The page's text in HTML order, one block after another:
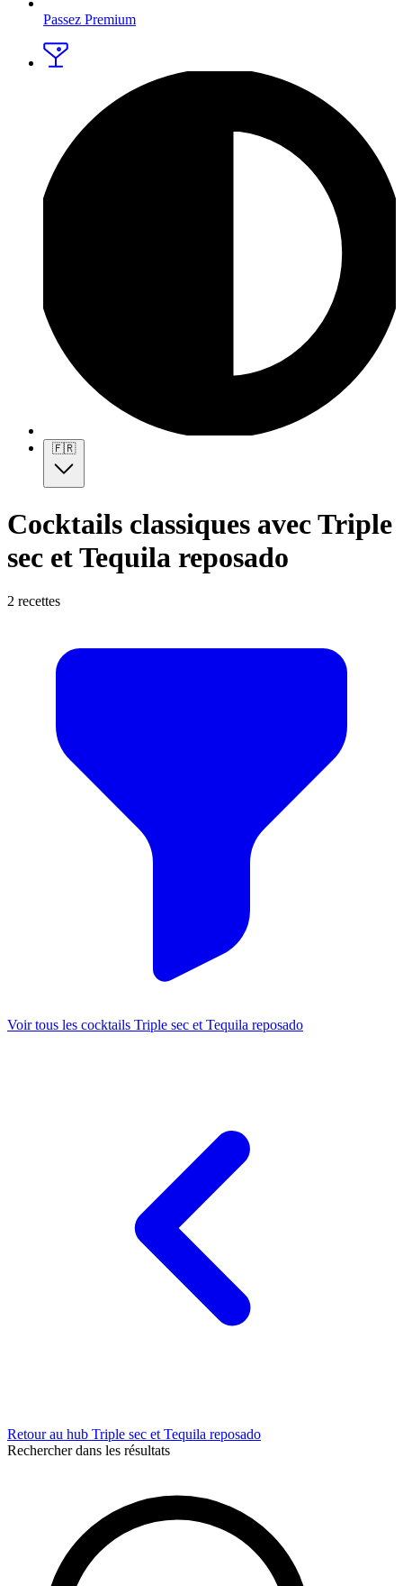
Passez Premium
🇫🇷
Cocktails classiques avec Triple
sec et Tequila reposado
2 recettes
Voir tous les cocktails Triple sec et Tequila reposado
Retour au hub Triple sec et Tequila reposado
Rechercher dans les résultats